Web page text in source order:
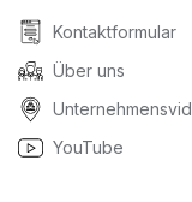
Kontaktformular
Über uns
YouTube